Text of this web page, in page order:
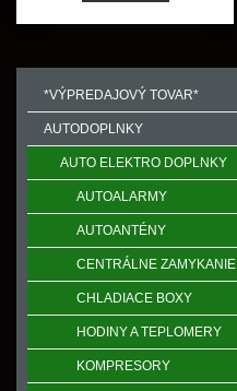
*VÝPREDAJOVÝ TOVAR*
AUTODOPLNKY
AUTO ELEKTRO DOPLNKY
AUTOALARMY
AUTOANTÉNY
CENTRÁLNE ZAMYKANIE
CHLADIACE BOXY
HODINY A TEPLOMERY
KOMPRESORY